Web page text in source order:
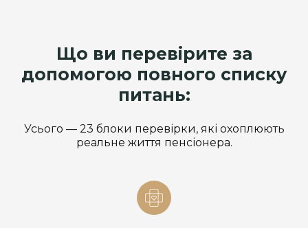
Що ви перевірите за
допомогою повного списку
питань:
Усього — 23 блоки перевірки, які охоплюють
реальне життя пенсіонера.